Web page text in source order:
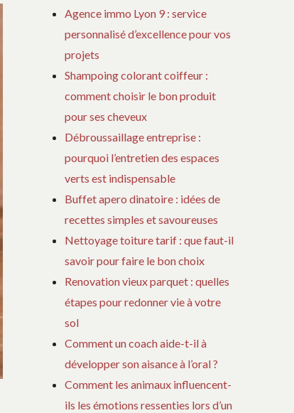
Agence immo Lyon 9 : service
personnalisé d’excellence pour vos
projets
Shampoing colorant coiffeur :
comment choisir le bon produit
pour ses cheveux
Débroussaillage entreprise :
pourquoi l’entretien des espaces
verts est indispensable
Buffet apero dinatoire : idées de
recettes simples et savoureuses
Nettoyage toiture tarif : que faut-il
savoir pour faire le bon choix
Renovation vieux parquet : quelles
étapes pour redonner vie à votre
sol
Comment un coach aide-t-il à
développer son aisance à l’oral ?
Comment les animaux influencent-
ils les émotions ressenties lors d’un